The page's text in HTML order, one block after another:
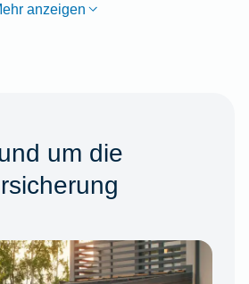
anzeigen
um die